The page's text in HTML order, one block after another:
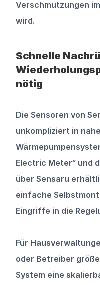
Verschmutzungen
wird.
Schnelle
nötig
Die Sensoren von
unkompliziert in
Electric Meter“ und
über Sensaru
einfache
Eingriffe in die
Für
oder Betreiber
System eine